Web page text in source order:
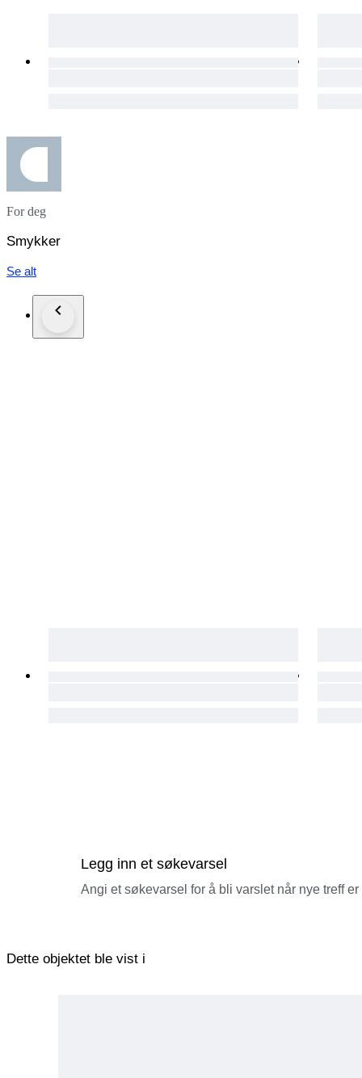
For deg
Smykker
Se alt
Legg inn et søkevarsel
Angi et søkevarsel for å bli varslet når nye treff
Dette objektet ble vist i